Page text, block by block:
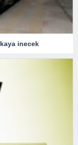
inecek